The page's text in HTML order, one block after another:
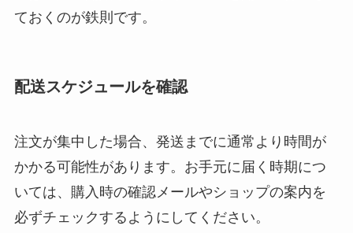
ておくのが鉄則です。
配送スケジュールを確認
注文が集中した場合、発送までに通常より時間が
かかる可能性があります。お手元に届く時期につ
いては、購入時の確認メールやショップの案内を
必ずチェックするようにしてください。